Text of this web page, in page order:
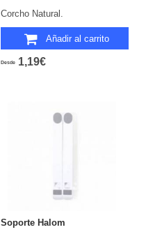
Corcho Natural.
Añadir al carrito
Desde 1,19€
Soporte Halom